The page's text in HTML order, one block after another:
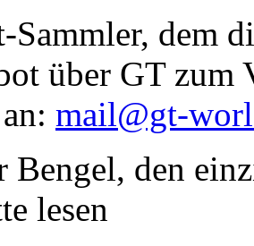
Sammler, dem
über GT zum
mail@gt-
Bengel, den
lesen